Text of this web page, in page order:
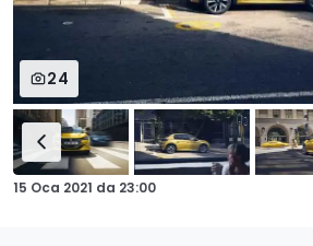
24
15 Oca 2021 da 23:00